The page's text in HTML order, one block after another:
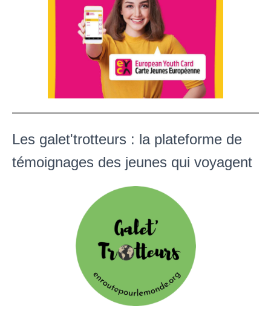
Les galet'trotteurs : la plateforme de
témoignages des jeunes qui voyagent